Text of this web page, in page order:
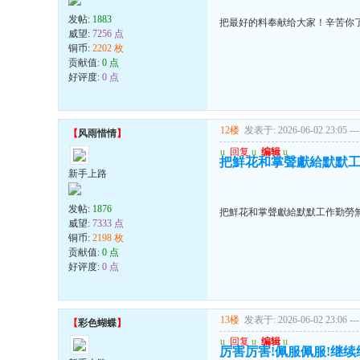
发帖: 1883
威望: 7256 点
铜币: 2202 枚
贡献值: 0 点
好评度: 0 点
把最好的料奉献给大家！辛苦你
【风雨惜情】
新手上路
发帖: 1876
威望: 7333 点
铜币: 2198 枚
贡献值: 0 点
好评度: 0 点
12楼 发表于: 2026-06-02 23:05 ---
u 回复 u 编辑 u
把鮮花和掌聲獻給默默
把鮮花和掌聲獻給默默工作勤勞
【彩色蝴蝶】 13楼 发表于: 2026-06-02 23:06 ---
u 回复 u 编辑 u
厉害厉害!佩服佩服!继